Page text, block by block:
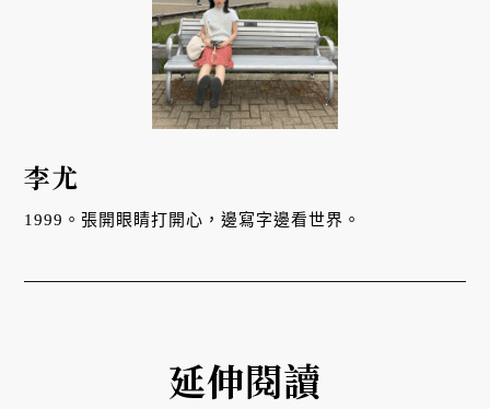
李尤
1999。張開眼睛打開心，邊寫字邊看世界。
延伸閱讀